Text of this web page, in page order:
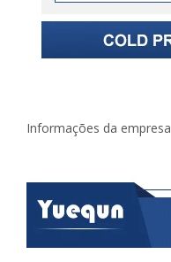
Informações da empresa